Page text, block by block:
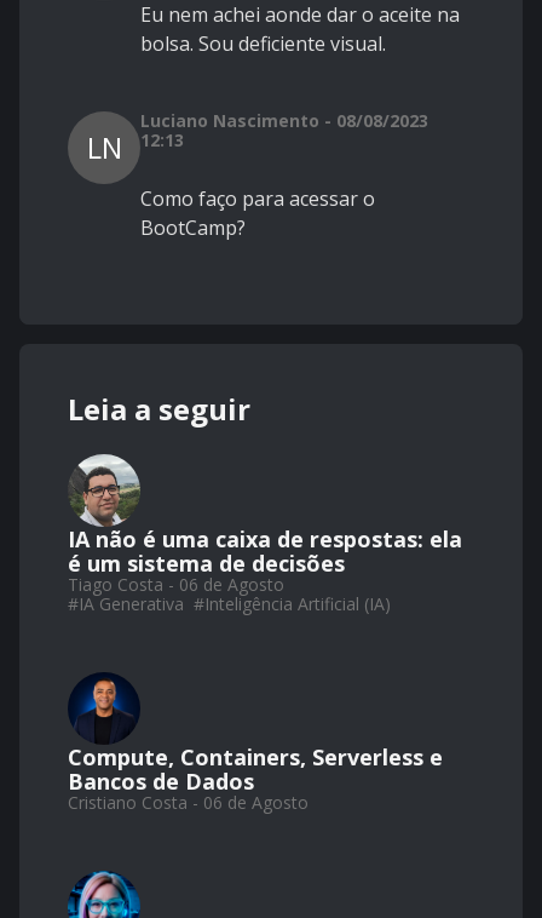
Eu nem achei aonde dar o aceite na
bolsa. Sou deficiente visual.
LN
Luciano Nascimento - 08/08/2023
12:13
Como faço para acessar o
BootCamp?
Leia a seguir
IA não é uma caixa de respostas: ela
é um sistema de decisões
Tiago Costa - 06 de Agosto
#IA Generativa #Inteligência Artificial (IA)
Compute, Containers, Serverless e
Bancos de Dados
Cristiano Costa - 06 de Agosto